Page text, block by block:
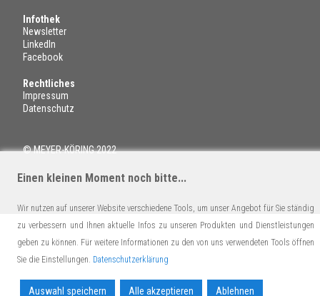
Infothek
Newsletter
LinkedIn
Facebook
Rechtliches
Impressum
Datenschutz
© MEYER-KÖRING 2022
Einen kleinen Moment noch bitte...
Wir nutzen auf unserer Website verschiedene Tools, um unser Angebot für Sie ständig
zu verbessern und Ihnen aktuelle Infos zu unseren Produkten und Dienstleistungen
geben zu können. Für weitere Informationen zu den von uns verwendeten Tools öffnen
Sie die Einstellungen. Datenschutzerklärung
Auswahl speichern Alle akzeptieren Ablehnen